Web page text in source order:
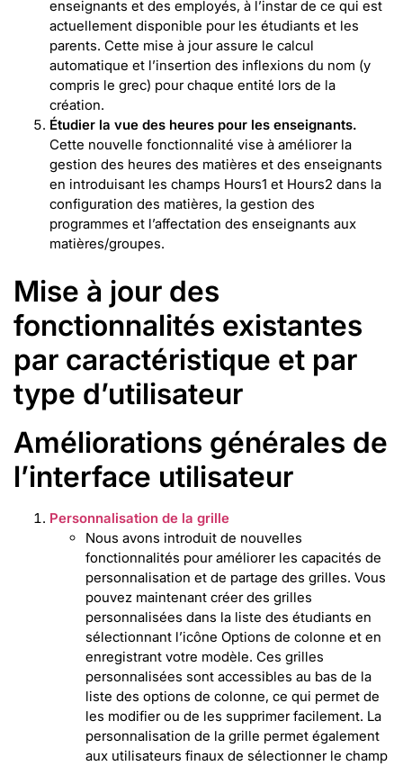
enseignants et des employés, à l’instar de ce qui est
actuellement disponible pour les étudiants et les
parents. Cette mise à jour assure le calcul
automatique et l’insertion des inflexions du nom (y
compris le grec) pour chaque entité lors de la
création.
Étudier la vue des heures pour les enseignants.
Cette nouvelle fonctionnalité vise à améliorer la
gestion des heures des matières et des enseignants
en introduisant les champs Hours1 et Hours2 dans la
configuration des matières, la gestion des
programmes et l’affectation des enseignants aux
matières/groupes.
Mise à jour des
fonctionnalités existantes
par caractéristique et par
type d’utilisateur
Améliorations générales de
l’interface utilisateur
Personnalisation de la grille
Nous avons introduit de nouvelles
fonctionnalités pour améliorer les capacités de
personnalisation et de partage des grilles. Vous
pouvez maintenant créer des grilles
personnalisées dans la liste des étudiants en
sélectionnant l’icône Options de colonne et en
enregistrant votre modèle. Ces grilles
personnalisées sont accessibles au bas de la
liste des options de colonne, ce qui permet de
les modifier ou de les supprimer facilement. La
personnalisation de la grille permet également
aux utilisateurs finaux de sélectionner le champ